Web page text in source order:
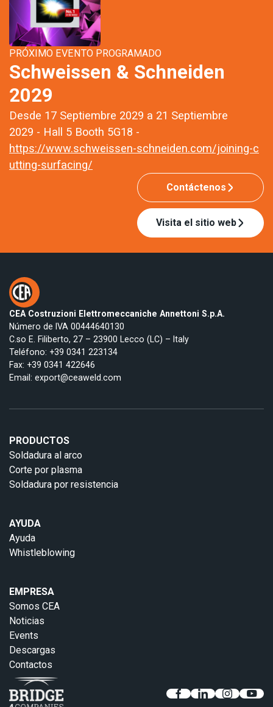
PRÓXIMO EVENTO PROGRAMADO
Schweissen & Schneiden
2029
Desde 17 Septiembre 2029 a 21 Septiembre
2029 - Hall 5 Booth 5G18 -
https://www.schweissen-schneiden.com/joining-c
utting-surfacing/
Contáctenos
Visita el sitio web
CEA Costruzioni Elettromeccaniche Annettoni S.p.A.
Número de IVA 00444640130
C.so E. Filiberto, 27 – 23900 Lecco (LC) – Italy
Teléfono: +39 0341 223134
Fax: +39 0341 422646
Email: export@ceaweld.com
PRODUCTOS
Soldadura al arco
Corte por plasma
Soldadura por resistencia
AYUDA
Ayuda
Whistleblowing
EMPRESA
Somos CEA
Noticias
Events
Descargas
Contactos